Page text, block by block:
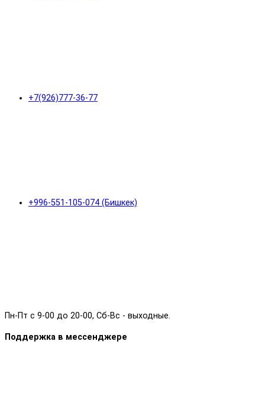
+7(926)777-36-77
+996-551-105-074 (Бишкек)
Пн-Пт с 9-00 до 20-00, Сб-Вс - выходные.
Поддержка в мессенджере